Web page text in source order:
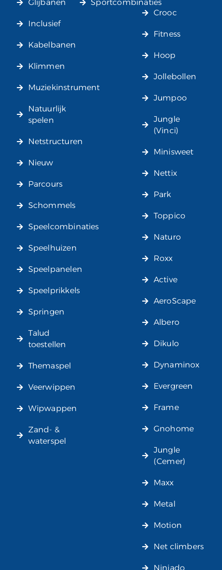
Glijbanen
Inclusief
Kabelbanen
Klimmen
Muziekinstrument
Natuurlijk
spelen
Netstructuren
Nieuw
Parcours
Schommels
Speelcombinaties
Speelhuizen
Speelpanelen
Speelprikkels
Springen
Talud
toestellen
Themaspel
Veerwippen
Wipwappen
Zand- &
waterspel
Sportcombinaties
Crooc
Fitness
Hoop
Jollebollen
Jumpoo
Jungle
(Vinci)
Minisweet
Nettix
Park
Toppico
Naturo
Roxx
Active
AeroScape
Albero
Dikulo
Dynaminox
Evergreen
Frame
Gnohome
Jungle
(Cemer)
Maxx
Metal
Motion
Net climbers
Ninjado